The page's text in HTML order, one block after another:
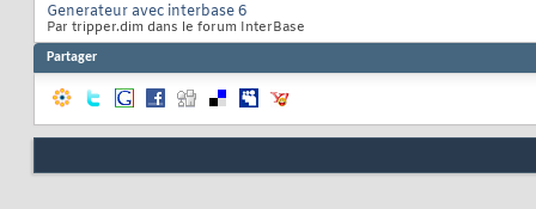
Generateur avec interbase 6
Par tripper.dim dans le forum InterBase
Partager